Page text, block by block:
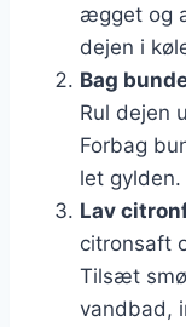
ægget og
dejen i
Bag
Rul dejen
Forbag
let gylden.
Lav
citronsaft
Tilsæt
vandbad,